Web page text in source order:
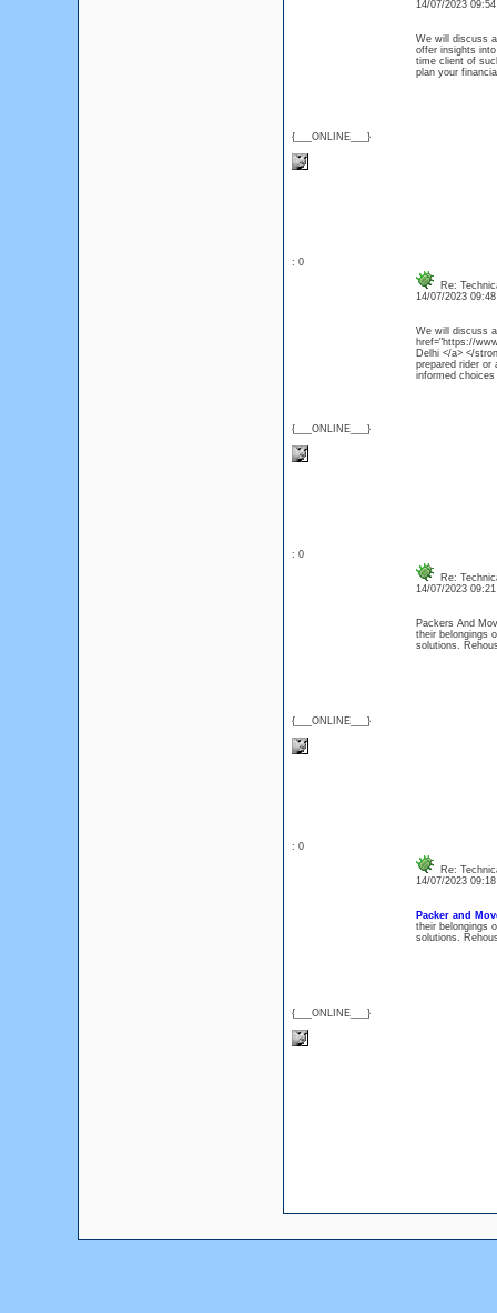
{___ONLINE___}
14/07/2023
We will discuss
offer insights
time client of
plan your
: 0
{___ONLINE___}
Re:
14/07/2023
We will discuss
href="https://
Delhi </a> </
prepared rider
informed
: 0
{___ONLINE___}
Re:
14/07/2023
Packers And
their belongings
solutions.
: 0
{___ONLINE___}
Re:
14/07/2023
Packer and
their belongings
solutions.